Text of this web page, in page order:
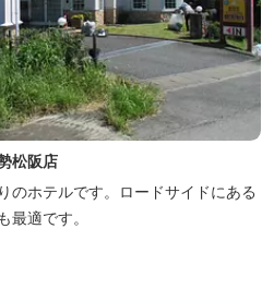
松阪店
のホテルです。ロードサイドにある
適です。